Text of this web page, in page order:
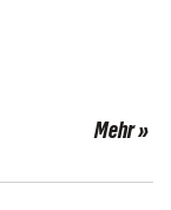
Mehr